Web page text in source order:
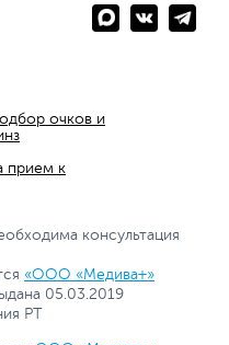
очков и
прием к
консультация
«ООО «Медива+»
05.03.2019
РТ